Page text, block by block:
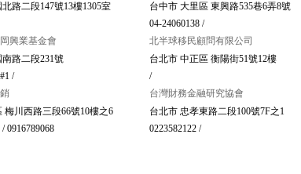
路二段147號13樓1305室
台中市 大里區 東興路535巷6弄8號
04-24060138 /
興業基金會
路二段231號
/
北半球移民顧問有限公司
台北市 中正區 衡陽街51號12樓
/
梅川西路三段66號10樓之6
0916789068
台灣財務金融研究協會
台北市 忠孝東路二段100號7F之1
0223582122 /